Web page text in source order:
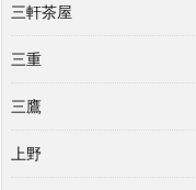
三軒茶屋
三重
三鷹
上野